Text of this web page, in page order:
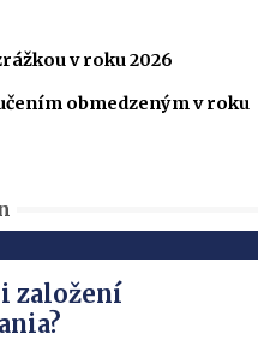
v roku 2026
obmedzeným v roku
založení